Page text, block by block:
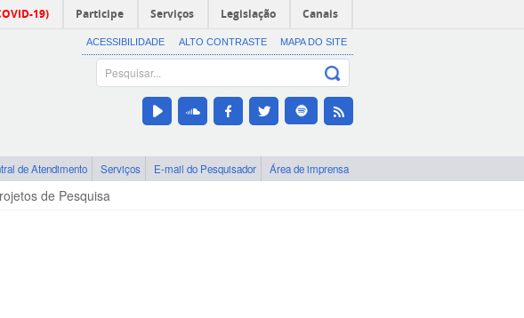
19) Participe Serviços Legislação Canais
ACESSIBILIDADE ALTO CONTRASTE MAPA DO SITE
de Atendimento Serviços E-mail do Pesquisador Área de imprensa
de Pesquisa